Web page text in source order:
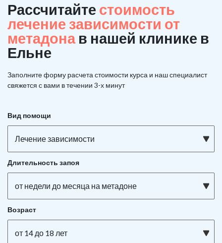
Рассчитайте стоимость
лечение зависимости от
метадона в нашей клинике в
Ельне
Заполните форму расчета стоимости курса и наш специалист
свяжется с вами в течении 3-х минут
Вид помощи
Лечение зависимости
Длительность запоя
от недели до месяца на метадоне
Возраст
от 14 до 18 лет